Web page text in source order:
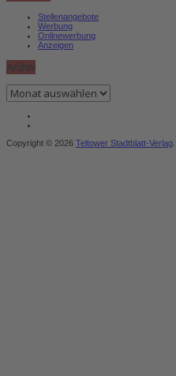
Stellenangebote
Werbung
Onlinewerbung
Anzeigen
Archiv
Archiv
Copyright © 2026 Teltower Stadtblatt-Verlag